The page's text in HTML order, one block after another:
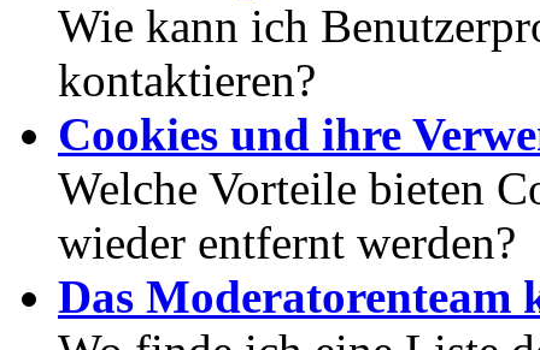
Wie kann ich
kontaktieren?
Cookies und ihre
Welche Vorteile bieten
wieder entfernt werden?
Das Moderatorenteam